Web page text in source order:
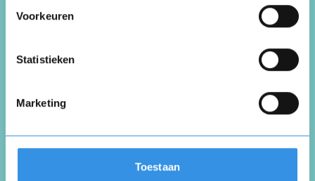
Voorkeuren
Statistieken
Marketing
Toestaan